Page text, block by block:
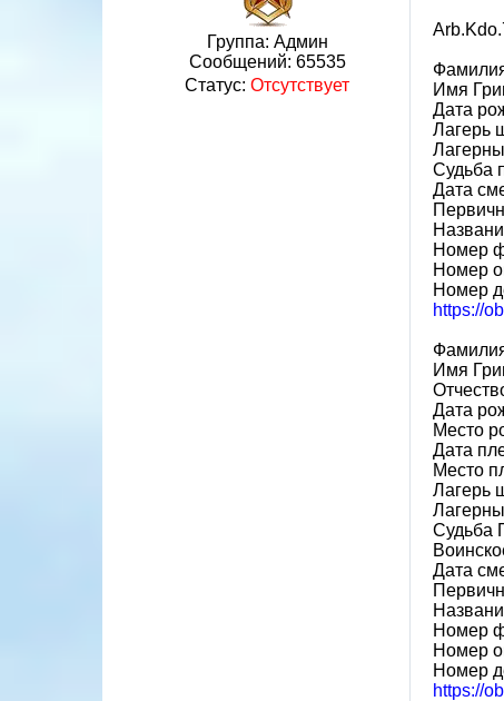
Группа: Админ
Сообщений: 65535
Статус: Отсутствует
Имя
Дата
Лагерь
Судьба
Дата
Номер
Номер
Номер
https://
Имя
Дата
Место
Дата
Место
Лагерь
Судьба
Дата
Номер
Номер
Номер
https://